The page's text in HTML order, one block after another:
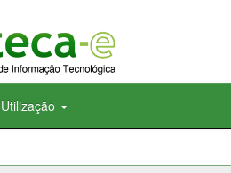
Utilização